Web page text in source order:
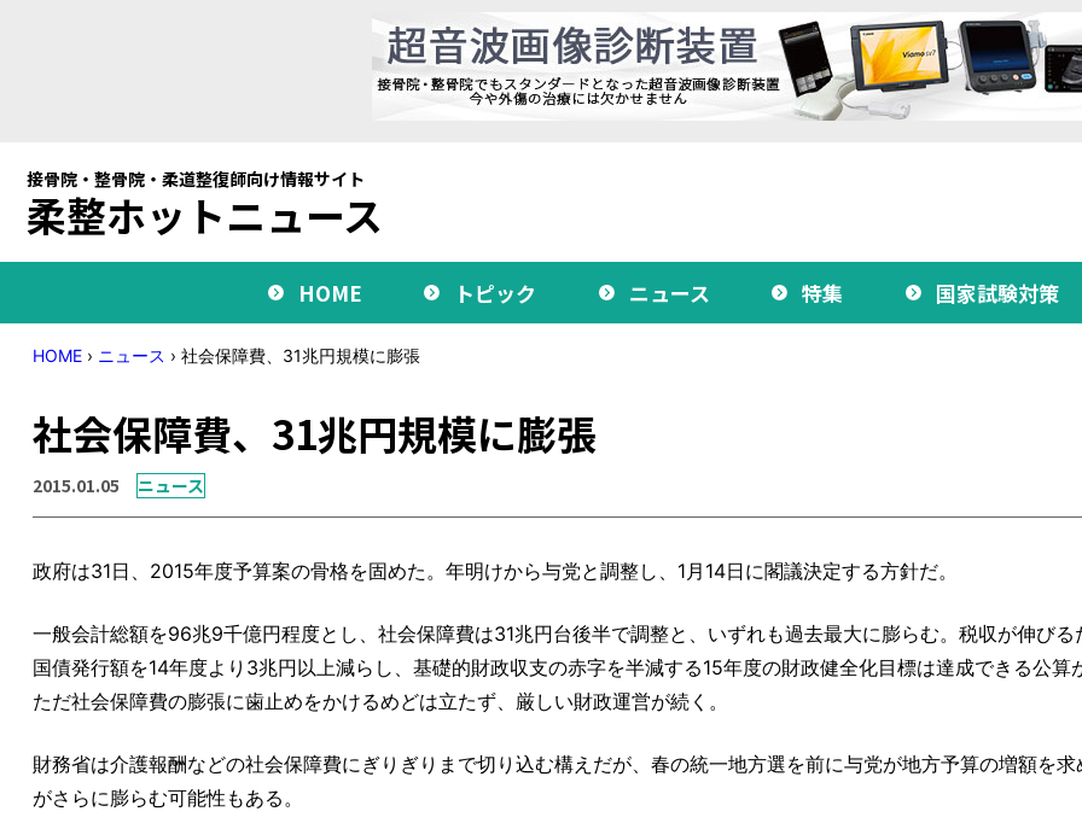
接骨院・整骨院・柔道整復師向け情報サイト
柔整ホットニュース
HOME トピック ニュース 特集 国家試験対策
HOME › ニュース › 社会保障費、31兆円規模に膨張
社会保障費、31兆円規模に膨張
2015.01.05 ニュース
政府は31日、2015年度予算案の骨格を固めた。年明けから与党と調整し、1月14日に閣議決定する方針だ。
一般会計総額を96兆9千億円程度とし、社会保障費は31兆円台後半で調整と、いずれも過去最大に膨らむ。税収が伸びる
国債発行額を14年度より3兆円以上減らし、基礎的財政収支の赤字を半減する15年度の財政健全化目標は達成できる公算
ただ社会保障費の膨張に歯止めをかけるめどは立たず、厳しい財政運営が続く。
財務省は介護報酬などの社会保障費にぎりぎりまで切り込む構えだが、春の統一地方選を前に与党が地方予算の増額を求
がさらに膨らむ可能性もある。